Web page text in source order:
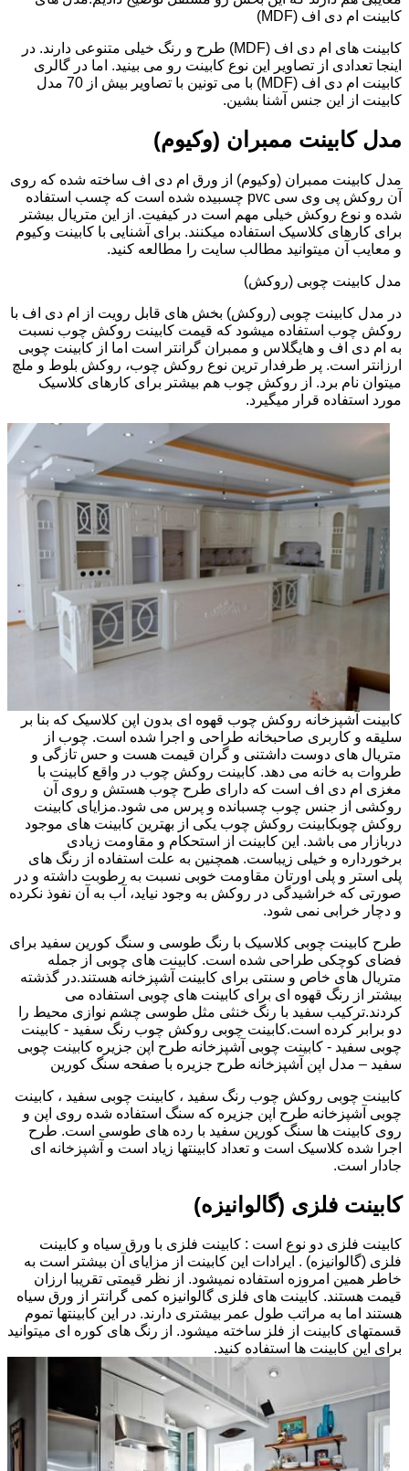
کابینت ام دی اف (MDF)
کابینت های ام دی اف (MDF) طرح و رنگ خیلی متنوعی دارند. در
اینجا تعدادی از تصاویر این نوع کابینت رو می بینید. اما در گالری
کابینت ام دی اف (MDF) با می تونین با تصاویر بیش از 70 مدل
کابینت از این جنس آشنا بشین.
مدل کابینت ممبران (وکیوم)
مدل کابینت ممبران (وکیوم) از ورق ام دی اف ساخته شده که روی
آن روکش پی وی سی pvc چسبیده شده است که چسب استفاده
شده و نوع روکش خیلی مهم است در کیفیت. از این متریال بیشتر
برای کارهای کلاسیک استفاده میکنند. برای آشنایی با کابینت وکیوم
و معایب آن میتوانید مطالب سایت را مطالعه کنید.
مدل کابینت چوبی (روکش)
در مدل کابینت چوبی (روکش) بخش های قابل رویت از ام دی اف با
روکش چوب استفاده میشود که قیمت کابینت روکش چوب نسبت
به ام دی اف و هایگلاس و ممبران گرانتر است اما از کابینت چوبی
ارزانتر است. پر طرفدار ترین نوع روکش چوب، روکش بلوط و ملچ
میتوان نام برد. از روکش چوب هم بیشتر برای کارهای کلاسیک
مورد استفاده قرار میگیرد.
کابینت آشپزخانه روکش چوب قهوه ای بدون اپن کلاسیک که بنا بر
سلیقه و کاربری صاحبخانه طراحی و اجرا شده است. چوب از
متریال های دوست داشتنی و گران قیمت هست و حس تازگی و
طروات به خانه می دهد. کابینت روکش چوب در واقع کابینت با
مغزی ام دی اف است که دارای طرح چوب هستش و روی آن
روکشی از جنس چوب چسبانده و پرس می شود.مزایای کابینت
روکش چوبکابینت روکش چوب یکی از بهترین کابینت های موجود
دربازار می باشد. این کابینت از استحکام و مقاومت زیادی
برخورداره و خیلی زیباست. همچنین به علت استفاده از رنگ های
پلی استر و پلی اورتان مقاومت خوبی نسبت به رطوبت داشته و در
صورتی که خراشیدگی در روکش به وجود نیاید، آب به آن نفوذ نکرده
و دچار خرابی نمی شود.
طرح کابینت چوبی کلاسیک با رنگ طوسی و سنگ کورین سفید برای
فضای کوچکی طراحی شده است. کابینت های چوبی از جمله
متریال های خاص و سنتی برای کابینت آشپزخانه هستند.در گذشته
بیشتر از رنگ قهوه ای برای کابینت های چوبی استفاده می
کردند.ترکیب سفید با رنگ خنثی مثل طوسی چشم نوازی محیط را
دو برابر کرده است.کابینت چوبی روکش چوب رنگ سفید - کابینت
چوبی سفید - کابینت چوبی آشپزخانه طرح اپن جزیره کابینت چوبی
سفید – مدل اپن آشپزخانه طرح جزیره با صفحه سنگ کورین
کابینت چوبی روکش چوب رنگ سفید ، کابینت چوبی سفید ، کابینت
چوبی آشپزخانه طرح اپن جزیره که سنگ استفاده شده روی اپن و
روی کابینت ها سنگ کورین سفید با رده های طوسی است. طرح
اجرا شده کلاسیک است و تعداد کابینتها زیاد است و آشپزخانه ای
جادار است.
کابینت فلزی (گالوانیزه)
کابینت فلزی دو نوع است : کابینت فلزی با ورق سیاه و کابینت
فلزی (گالوانیزه) . ایرادات این کابینت از مزایای آن بیشتر است به
خاطر همین امروزه استفاده نمیشود. از نظر قیمتی تقریبا ارزان
قیمت هستند. کابینت های فلزی گالوانیزه کمی گرانتر از ورق سیاه
هستند اما به مراتب طول عمر بیشتری دارند. در این کابینتها تموم
قسمتهای کابینت از فلز ساخته میشود. از رنگ های کوره ای میتوانید
برای این کابینت ها استفاده کنید.